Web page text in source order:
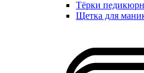
Тёрки
Щетка для